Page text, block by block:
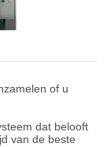
of u
dat belooft
van de beste